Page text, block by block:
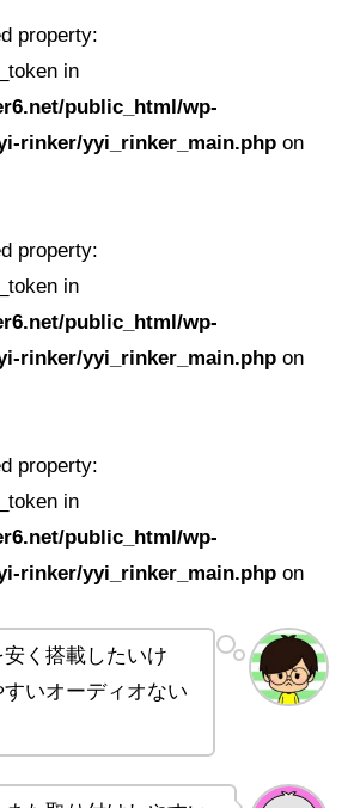
in
public_html/wp-
rinker/yyi_rinker_main.php on
in
public_html/wp-
rinker/yyi_rinker_main.php on
in
public_html/wp-
rinker/yyi_rinker_main.php on
く搭載したいけ
いオーディオない